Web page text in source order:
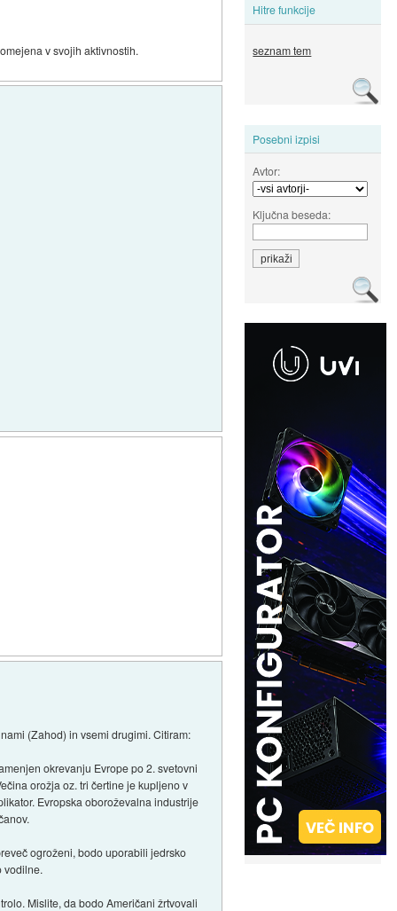
Hitre funkcije
seznam tem
Posebni izpisi
Avtor:
Ključna beseda:
v svojih aktivnostih.
(Zahod) in vsemi drugimi. Citiram:
okrevanju Evrope po 2. svetovni
orožja oz. tri čertine je kupljeno v
Evropska oboroževalna industrije
ogroženi, bodo uporabili jedrsko
vodilne.
Mislite, da bodo Američani žrtvovali